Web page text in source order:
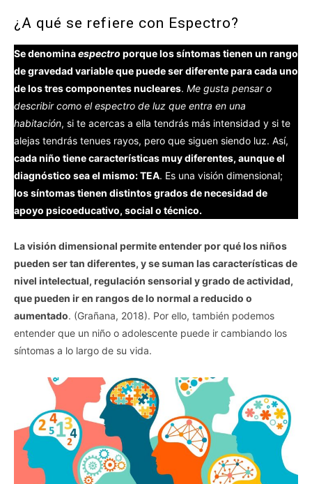
¿A qué se refiere con Espectro?
Se denominaespectro porque los síntomas tienen un rango
de gravedad variable que puede ser diferente para cada uno
de los tres componentes nucleares. Me gusta pensar o
describir como el espectro de luz que entra en una
habitación, si te acercas a ella tendrás más intensidad y si te
alejas tendrás tenues rayos, pero que siguen siendo luz. Así,
cada niño tiene características muy diferentes, aunque el
diagnóstico sea el mismo: TEA. Es una visión dimensional;
los síntomas tienen distintos grados de necesidad de
apoyo psicoeducativo, social o técnico.
La visión dimensional permite entender por qué los niños
pueden ser tan diferentes, y se suman las características de
nivel intelectual, regulación sensorial y grado de actividad,
que pueden ir en rangos de lo normal a reducido o
aumentado. (Grañana, 2018). Por ello, también podemos
entender que un niño o adolescente puede ir cambiando los
síntomas a lo largo de su vida.